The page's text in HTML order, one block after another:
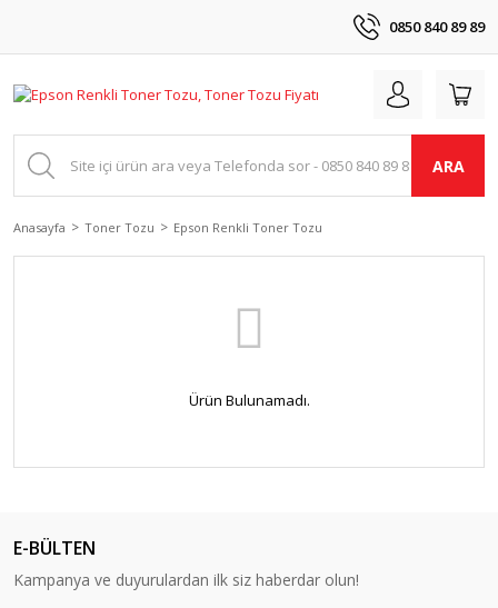
0850 840 89 89
ARA
Anasayfa Toner Tozu Epson Renkli Toner Tozu
Ürün Bulunamadı.
E-BÜLTEN
Kampanya ve duyurulardan ilk siz haberdar olun!